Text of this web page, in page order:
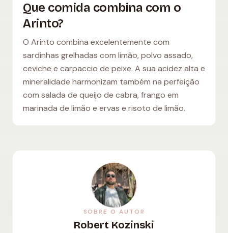
Que comida combina com o
Arinto?
O Arinto combina excelentemente com
sardinhas grelhadas com limão, polvo assado,
ceviche e carpaccio de peixe. A sua acidez alta e
mineralidade harmonizam também na perfeição
com salada de queijo de cabra, frango em
marinada de limão e ervas e risoto de limão.
SOBRE O AUTOR
Robert Kozinski